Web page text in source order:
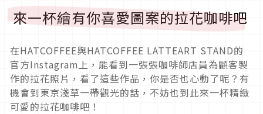
來一杯繪有你喜愛圖案的拉花咖啡吧
在HATCOFFEE與HATCOFFEE LATTEART STAND的
官方Instagram上，能看到一張張咖啡師店員為顧客製
作的拉花照片，看了這些作品，你是否也心動了呢？有
機會到東京淺草一帶觀光的話，不妨也到此來一杯精緻
可愛的拉花咖啡吧！